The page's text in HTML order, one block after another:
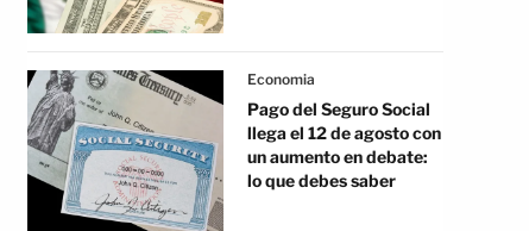
Economia
Pago del Seguro Social
llega el 12 de agosto con
un aumento en debate:
lo que debes saber